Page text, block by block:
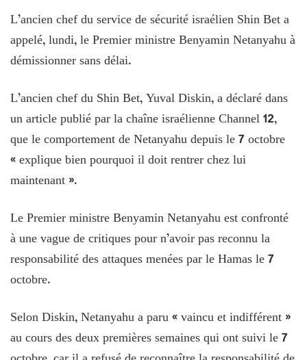
L’ancien chef du service de sécurité israélien Shin Bet a
appelé, lundi, le Premier ministre Benyamin Netanyahu à
démissionner sans délai.
L’ancien chef du Shin Bet, Yuval Diskin, a déclaré dans
un article publié par la chaîne israélienne Channel 12,
que le comportement de Netanyahu depuis le 7 octobre
« explique bien pourquoi il doit rentrer chez lui
maintenant ».
Le Premier ministre Benyamin Netanyahu est confronté
à une vague de critiques pour n’avoir pas reconnu la
responsabilité des attaques menées par le Hamas le 7
octobre.
Selon Diskin, Netanyahu a paru « vaincu et indifférent »
au cours des deux premières semaines qui ont suivi le 7